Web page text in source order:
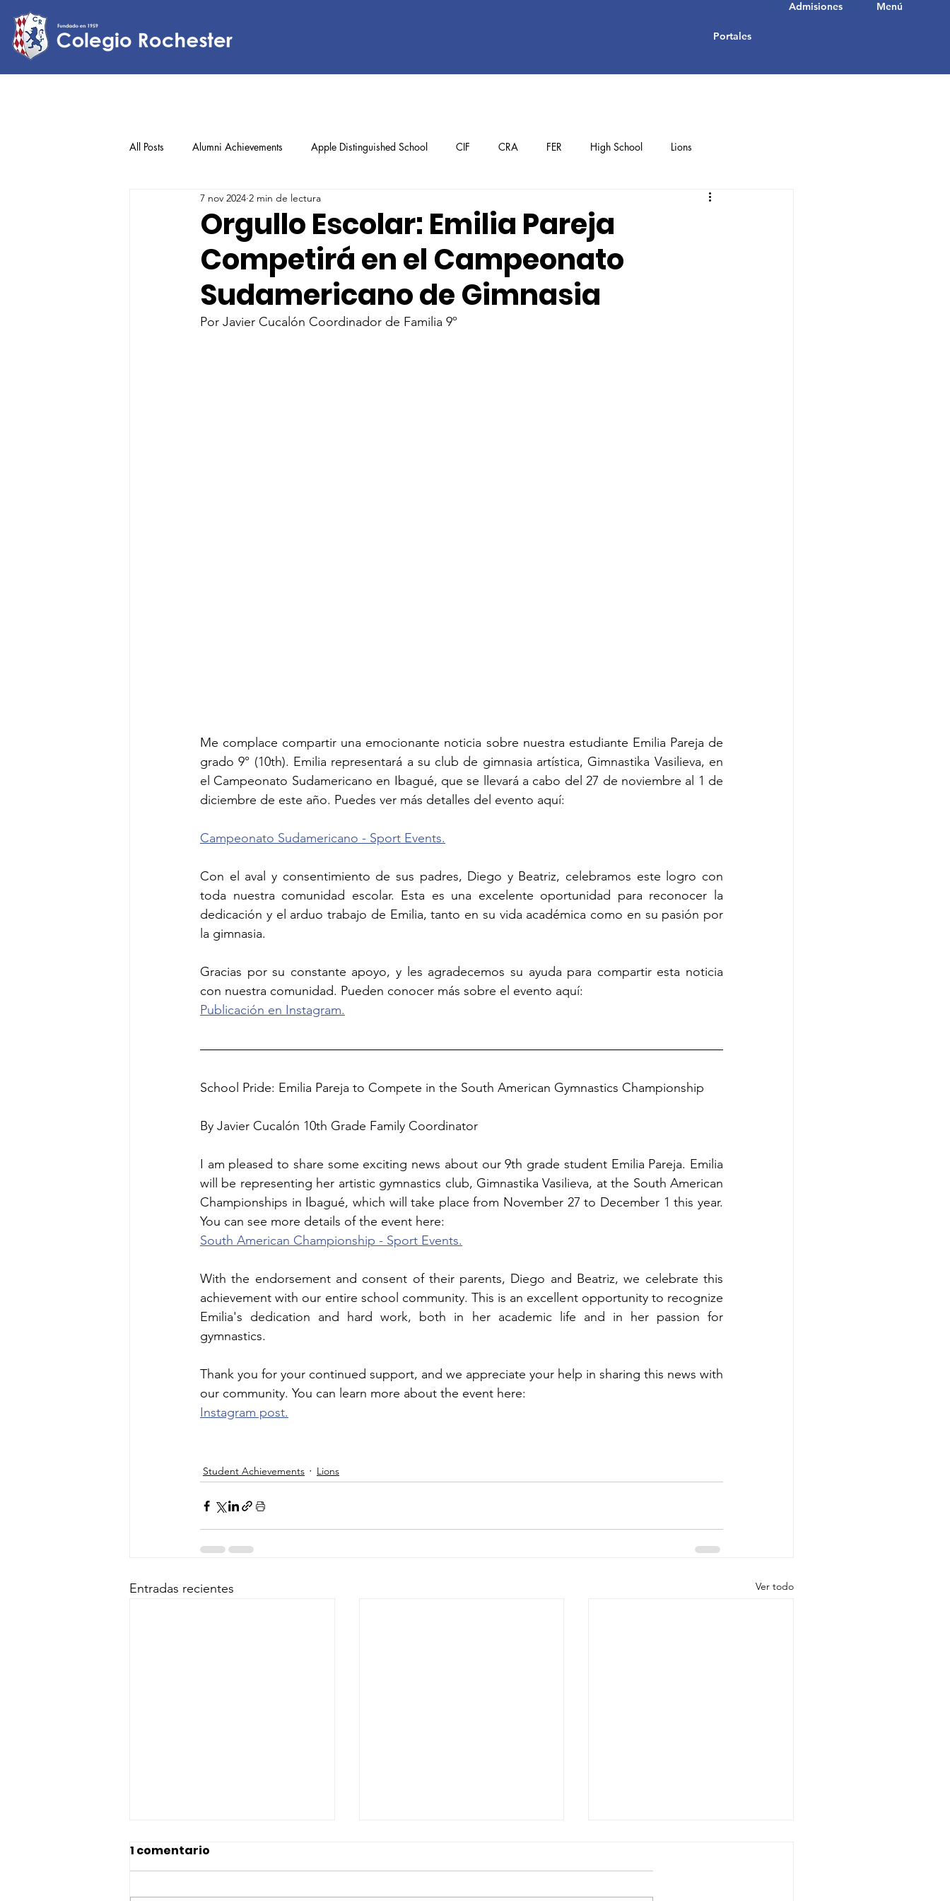
Portales
Menú
Admisiones
All Posts Alumni Achievements Apple Distinguished School CIF CRA FER High School Lions
Lower Elementary Middle School Student Achievements
Upper Elementary
Orgullo Escolar: Emilia Pareja
Competirá en el Campeonato
Sudamericano de Gimnasia
7 nov 2024 2 min de lectura
Por Javier Cucalón Coordinador de Familia 9º
Me complace compartir una emocionante noticia sobre nuestra estudiante Emilia Pareja de
grado 9° (10th). Emilia representará a su club de gimnasia artística, Gimnastika Vasilieva, en
el Campeonato Sudamericano en Ibagué, que se llevará a cabo del 27 de noviembre al 1 de
diciembre de este año. Puedes ver más detalles del evento aquí:
Campeonato Sudamericano - Sport Events.
Con el aval y consentimiento de sus padres, Diego y Beatriz, celebramos este logro con
toda nuestra comunidad escolar. Esta es una excelente oportunidad para reconocer la
dedicación y el arduo trabajo de Emilia, tanto en su vida académica como en su pasión por
la gimnasia.
Gracias por su constante apoyo, y les agradecemos su ayuda para compartir esta noticia
con nuestra comunidad. Pueden conocer más sobre el evento aquí:
Publicación en Instagram.
School Pride: Emilia Pareja to Compete in the South American Gymnastics Championship
By Javier Cucalón 10th Grade Family Coordinator
I am pleased to share some exciting news about our 9th grade student Emilia Pareja. Emilia
will be representing her artistic gymnastics club, Gimnastika Vasilieva, at the South American
Championships in Ibagué, which will take place from November 27 to December 1 this year.
You can see more details of the event here:
South American Championship - Sport Events.
With the endorsement and consent of their parents, Diego and Beatriz, we celebrate this
achievement with our entire school community. This is an excellent opportunity to recognize
Emilia's dedication and hard work, both in her academic life and in her passion for
gymnastics.
Thank you for your continued support, and we appreciate your help in sharing this news with
our community. You can learn more about the event here:
Instagram post.
Student Achievements Lions
Entradas recientes Ver todo
1 comentario